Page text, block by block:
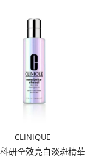
CLINIQUE
研全效亮白淡斑精華